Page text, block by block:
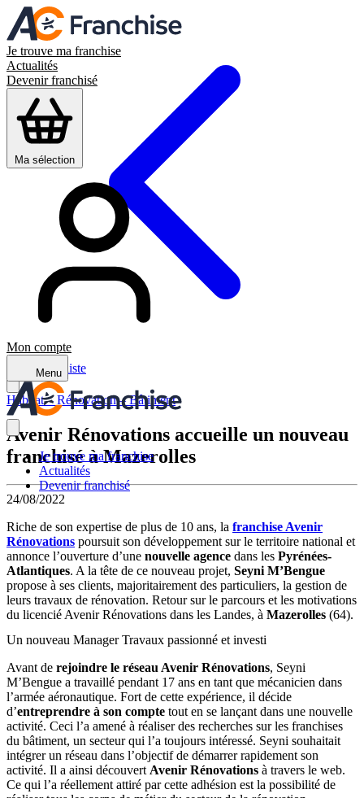
Je trouve ma franchise
Actualités
Devenir franchisé
Ma sélection
Mon compte
Menu
Je trouve ma franchise
Actualités
Devenir franchisé
Retour à la liste
Habitat – Rénovation – Bâtiment
Avenir Rénovations accueille un nouveau
franchisé à Mazerolles
24/08/2022
Riche de son expertise de plus de 10 ans, la franchise Avenir
Rénovations poursuit son développement sur le territoire national et
annonce l’ouverture d’une nouvelle agence dans les Pyrénées-
Atlantiques. A la tête de ce nouveau projet, Seyni M’Bengue
propose à ses clients, majoritairement des particuliers, la gestion de
leurs travaux de rénovation. Retour sur le parcours et les motivations
du licencié Avenir Rénovations dans les Landes, à Mazerolles (64).
Un nouveau Manager Travaux passionné et investi
Avant de rejoindre le réseau Avenir Rénovations, Seyni
M’Bengue a travaillé pendant 17 ans en tant que mécanicien dans
l’armée aéronautique. Fort de cette expérience, il décide
d’entreprendre à son compte tout en se lançant dans une nouvelle
activité. Ceci l’a amené à réaliser des recherches sur les franchises
du bâtiment, un secteur qui l’a toujours intéressé. Seyni souhaitait
intégrer un réseau dans l’objectif de démarrer rapidement son
activité. Il a ainsi découvert Avenir Rénovations à travers le web.
Ce qui l’a réellement attiré par cette adhésion est la possibilité de